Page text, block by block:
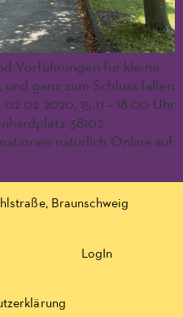
Vorführungen für kleine
ganz zum Schluss fallen
15:11 – 18:00 Uhr
38102
natürlich Online auf
Braunschweig
LogIn